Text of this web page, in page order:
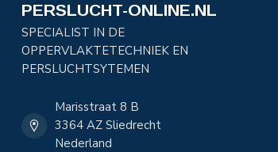
PERSLUCHT-ONLINE.NL
SPECIALIST IN DE
OPPERVLAKTETECHNIEK EN
PERSLUCHTSYTEMEN
Marisstraat 8 B
3364 AZ Sliedrecht
Nederland